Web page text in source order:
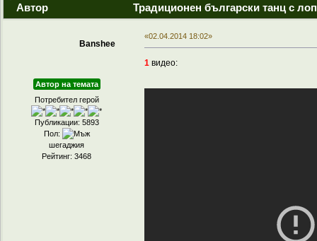
Автор Традиционен български танц с
Banshee
Автор на темата
Потребител герой
Публикации: 5893
Пол:
шегаджия
Рейтинг: 3468
«02.04.2014 18:02»
1видео: